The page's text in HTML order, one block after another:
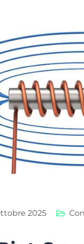
2025